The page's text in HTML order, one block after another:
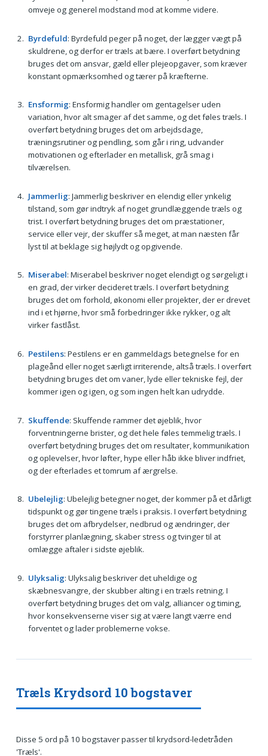
omveje og generel modstand mod at komme videre.
Byrdefuld: Byrdefuld peger på noget, der lægger vægt på
skuldrene, og derfor er træls at bære. I overført betydning
bruges det om ansvar, gæld eller plejeopgaver, som kræver
konstant opmærksomhed og tærer på kræfterne.
Ensformig: Ensformig handler om gentagelser uden
variation, hvor alt smager af det samme, og det føles træls. I
overført betydning bruges det om arbejdsdage,
træningsrutiner og pendling, som går i ring, udvander
motivationen og efterlader en metallisk, grå smag i
tilværelsen.
Jammerlig: Jammerlig beskriver en elendig eller ynkelig
tilstand, som gør indtryk af noget grundlæggende træls og
trist. I overført betydning bruges det om præstationer,
service eller vejr, der skuffer så meget, at man næsten får
lyst til at beklage sig højlydt og opgivende.
Miserabel: Miserabel beskriver noget elendigt og sørgeligt i
en grad, der virker decideret træls. I overført betydning
bruges det om forhold, økonomi eller projekter, der er drevet
ind i et hjørne, hvor små forbedringer ikke rykker, og alt
virker fastlåst.
Pestilens: Pestilens er en gammeldags betegnelse for en
plageånd eller noget særligt irriterende, altså træls. I overført
betydning bruges det om vaner, lyde eller tekniske fejl, der
kommer igen og igen, og som ingen helt kan udrydde.
Skuffende: Skuffende rammer det øjeblik, hvor
forventningerne brister, og det hele føles temmelig træls. I
overført betydning bruges det om resultater, kommunikation
og oplevelser, hvor løfter, hype eller håb ikke bliver indfriet,
og der efterlades et tomrum af ærgrelse.
Ubelejlig: Ubelejlig betegner noget, der kommer på et dårligt
tidspunkt og gør tingene træls i praksis. I overført betydning
bruges det om afbrydelser, nedbrud og ændringer, der
forstyrrer planlægning, skaber stress og tvinger til at
omlægge aftaler i sidste øjeblik.
Ulyksalig: Ulyksalig beskriver det uheldige og
skæbnesvangre, der skubber alting i en træls retning. I
overført betydning bruges det om valg, alliancer og timing,
hvor konsekvenserne viser sig at være langt værre end
forventet og lader problemerne vokse.
Træls Krydsord 10 bogstaver
Disse 5 ord på 10 bogstaver passer til krydsord-ledetråden
'Træls'.